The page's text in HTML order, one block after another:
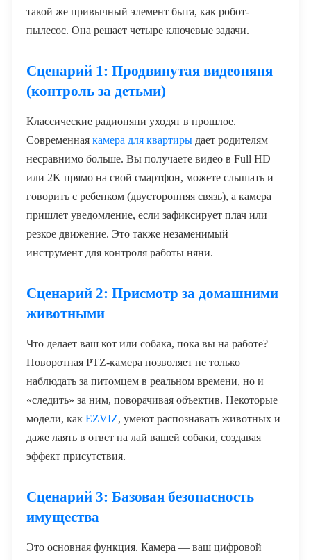
такой же привычный элемент быта, как робот-
пылесос. Она решает четыре ключевые задачи.
Сценарий 1: Продвинутая видеоняня
(контроль за детьми)
Классические радионяни уходят в прошлое.
Современная камера для квартиры дает родителям
несравнимо больше. Вы получаете видео в Full HD
или 2K прямо на свой смартфон, можете слышать и
говорить с ребенком (двусторонняя связь), а камера
пришлет уведомление, если зафиксирует плач или
резкое движение. Это также незаменимый
инструмент для контроля работы няни.
Сценарий 2: Присмотр за домашними
животными
Что делает ваш кот или собака, пока вы на работе?
Поворотная PTZ-камера позволяет не только
наблюдать за питомцем в реальном времени, но и
«следить» за ним, поворачивая объектив. Некоторые
модели, как EZVIZ, умеют распознавать животных и
даже лаять в ответ на лай вашей собаки, создавая
эффект присутствия.
Сценарий 3: Базовая безопасность
имущества
Это основная функция. Камера — ваш цифровой